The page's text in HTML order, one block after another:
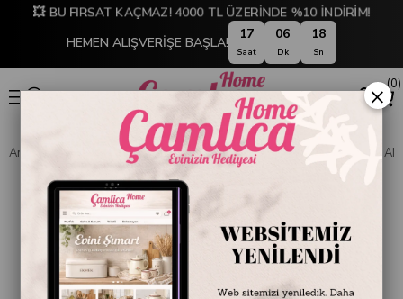
💥 BU FIRSAT KAÇMAZ! 4000 TL ÜZERİNDE %10 İNDİRİM!
HEMEN ALIŞVERİŞE BAŞLA! 17
Saat
06
Dk
17
Sn
0
Anasayfa SOFRA & MUTFAK PİŞİRME GEREÇLERİ TAVA VE
×